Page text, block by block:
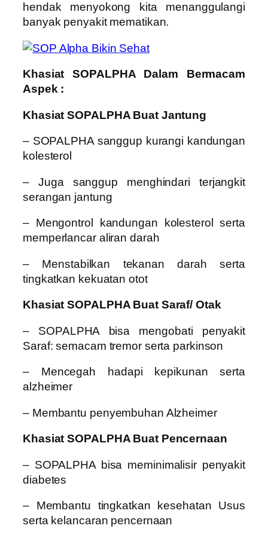
hendak menyokong kita menanggulangi
banyak penyakit mematikan.
Khasiat SOPALPHA Dalam Bermacam
Aspek :
Khasiat SOPALPHA Buat Jantung
– SOPALPHA sanggup kurangi kandungan
kolesterol
– Juga sanggup menghindari terjangkit
serangan jantung
– Mengontrol kandungan kolesterol serta
memperlancar aliran darah
– Menstabilkan tekanan darah serta
tingkatkan kekuatan otot
Khasiat SOPALPHA Buat Saraf/ Otak
– SOPALPHA bisa mengobati penyakit
Saraf: semacam tremor serta parkinson
– Mencegah hadapi kepikunan serta
alzheimer
– Membantu penyembuhan Alzheimer
Khasiat SOPALPHA Buat Pencernaan
– SOPALPHA bisa meminimalisir penyakit
diabetes
– Membantu tingkatkan kesehatan Usus
serta kelancaran pencernaan